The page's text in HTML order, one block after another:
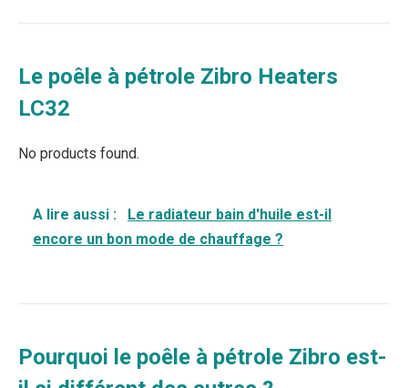
Le poêle à pétrole Zibro Heaters
LC32
No products found.
A lire aussi :
Le radiateur bain d'huile est-il
encore un bon mode de chauffage ?
Pourquoi le poêle à pétrole Zibro est-